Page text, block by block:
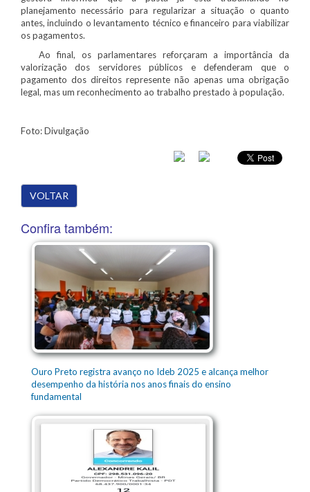
planejamento necessário para regularizar a situação o quanto
antes, incluindo o levantamento técnico e financeiro para viabilizar
os pagamentos.
Ao final, os parlamentares reforçaram a importância da
valorização dos servidores públicos e defenderam que o
pagamento dos direitos represente não apenas uma obrigação
legal, mas um reconhecimento ao trabalho prestado à população.
Foto: Divulgação
VOLTAR
Confira também:
Ouro Preto registra avanço no Ideb 2025 e alcança melhor
desempenho da história nos anos finais do ensino
fundamental